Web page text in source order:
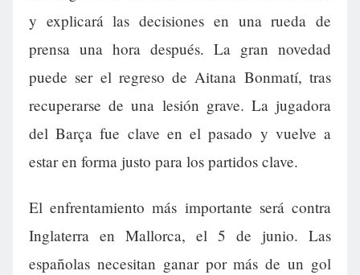
y explicará las decisiones en una rueda de
prensa una hora después. La gran novedad
puede ser el regreso de Aitana Bonmatí, tras
recuperarse de una lesión grave. La jugadora
del Barça fue clave en el pasado y vuelve a
estar en forma justo para los partidos clave.
El enfrentamiento más importante será contra
Inglaterra en Mallorca, el 5 de junio. Las
españolas necesitan ganar por más de un gol